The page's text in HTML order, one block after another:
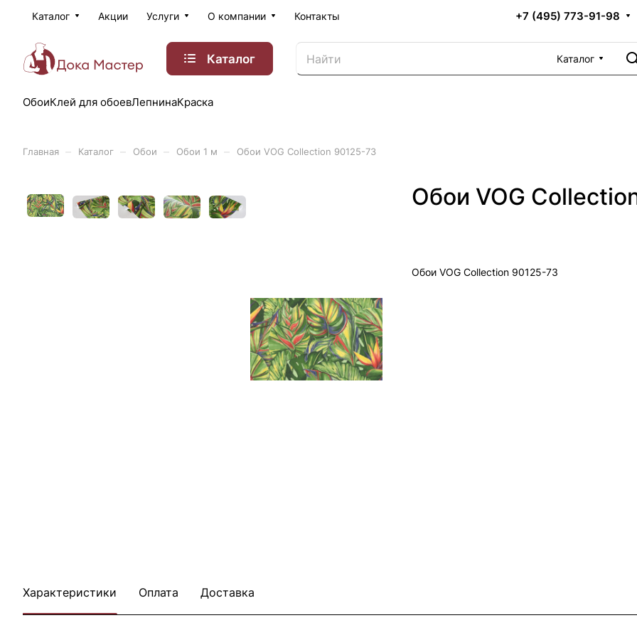
Каталог Акции Услуги О компании Контакты +7 (495) 773-91-98
Каталог Каталог
ОбоиКлей для обоевЛепнинаКраска
Главная Каталог Обои Обои 1 м Обои VOG Collection 90125-73
Обои VOG
Обои VOG Collection 90125-73
Характеристики Оплата Доставка